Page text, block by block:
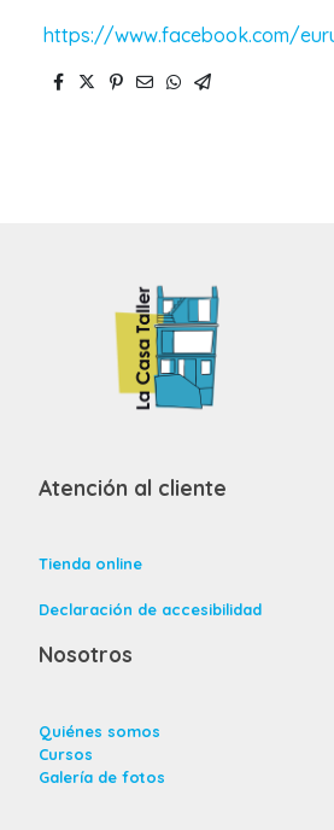
https://www.facebook.com/
Atención al cliente
Tienda online
Declaración de accesibilidad
Nosotros
Quiénes somos
Cursos
Galería de fotos